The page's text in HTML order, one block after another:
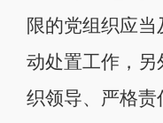
限的党组织应当
动处置工作，另
织领导、严格责